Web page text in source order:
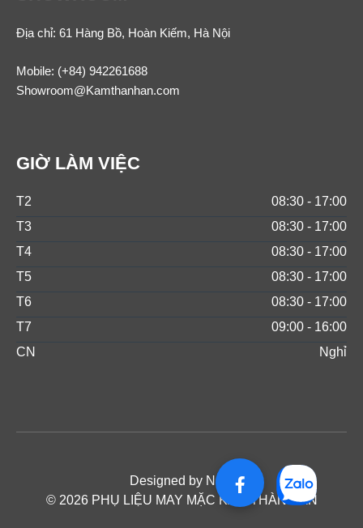
Địa chỉ: 61 Hàng Bồ, Hoàn Kiếm, Hà Nội
Mobile: (+84) 942261688
Showroom@Kamthanhan.com
GIỜ LÀM VIỆC
T2
08:30 - 17:00
T3
08:30 - 17:00
T4
08:30 - 17:00
T5
08:30 - 17:00
T6
08:30 - 17:00
T7
09:00 - 16:00
CN
Nghỉ
© 2026 PHỤ LIỆU MAY MẶC KAM THÀNH AN
Designed by NOS